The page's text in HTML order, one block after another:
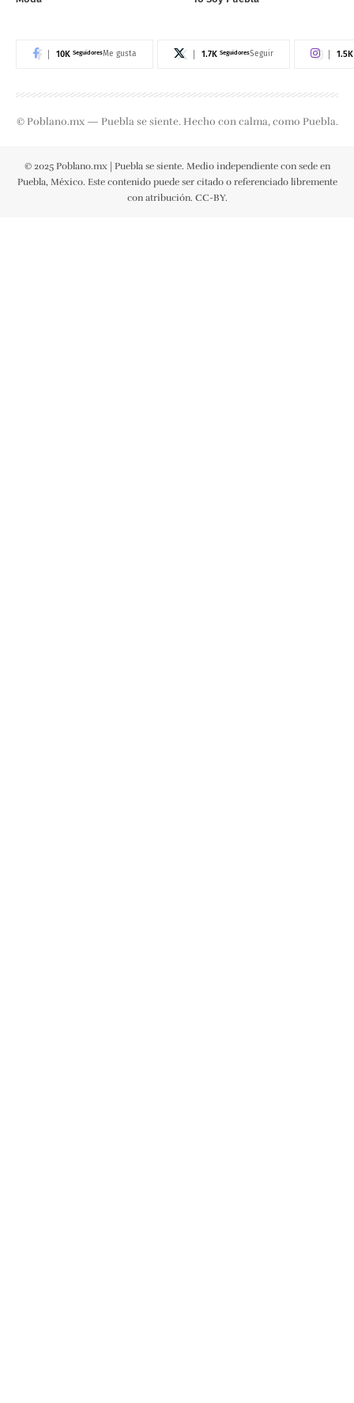
10K SeguidoresMe gusta 1.7K SeguidoresSeguir 1.5K
© Poblano.mx — Puebla se siente. Hecho con calma, como Puebla.
© 2025 Poblano.mx | Puebla se siente. Medio independiente con sede en
Puebla, México. Este contenido puede ser citado o referenciado libremente
con atribución. CC-BY.